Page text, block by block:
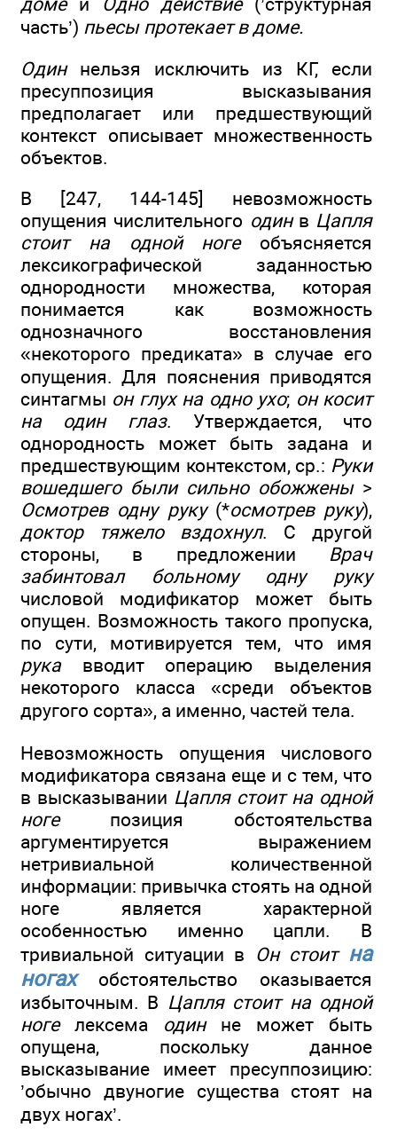
часть’) пьесы протекает в доме.
Одиннельзя исключить из КГ, если
пресуппозиция высказывания
предполагает или предшествующий
контекст описывает множественность
объектов.
В [247, 144-145] невозможность
опущения числительного одинв Цапля
стоит на одной ногеобъясняется
лексикографической заданностью
однородности множества, которая
понимается как возможность
однозначного восстановления
«некоторого предиката» в случае его
опущения. Для пояснения приводятся
синтагмы он глух на одно ухо; он косит
на один глаз. Утверждается, что
однородность может быть задана и
предшествующим контекстом, ср.: Руки
вошедшего были сильно обожжены>
Осмотрев одну руку(*осмотрев руку),
доктор тяжело вздохнул. С другой
стороны, в предложении Врач
забинтовал больному одну руку
числовой модификатор может быть
опущен. Возможность такого пропуска,
по сути, мотивируется тем, что имя
рука вводит операцию выделения
некоторого класса «среди объектов
другого сорта», а именно, частей тела.
Невозможность опущения числового
модификатора связана еще и с тем, что
в высказывании Цапля стоит на одной
ногепозиция обстоятельства
аргументируется выражением
нетривиальной количественной
информации: привычка стоять на одной
ноге является характерной
особенностью именно цапли. В
тривиальной ситуации в Он стоит на
ногахобстоятельство оказывается
избыточным. В Цапля стоит на одной
ногелексема одинне может быть
опущена, поскольку данное
высказывание имеет пресуппозицию:
’обычно двуногие существа стоят на
двух ногах’.